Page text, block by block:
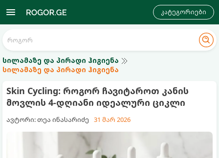
კატეგორიები
სილამაზე და პირადი ჰიგიენა
სილამაზე და პირადი ჰიგიენა
Skin Cycling: როგორ ჩავიტაროთ კანის
მოვლის 4-დღიანი იდეალური ციკლი
ავტორი: თეა ინასარიძე 31 მარ 2026